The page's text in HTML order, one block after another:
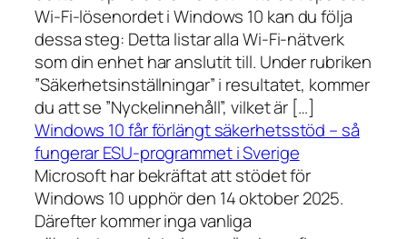
Wi-Fi-lösenordet i Windows 10 kan du följa
dessa steg: Detta listar alla Wi-Fi-nätverk
som din enhet har anslutit till. Under rubriken
”Säkerhetsinställningar” i resultatet, kommer
du att se ”Nyckelinnehåll”, vilket är […]
Windows 10 får förlängt säkerhetsstöd – så
fungerar ESU-programmet i Sverige
Microsoft har bekräftat att stödet för
Windows 10 upphör den 14 oktober 2025.
Därefter kommer inga vanliga